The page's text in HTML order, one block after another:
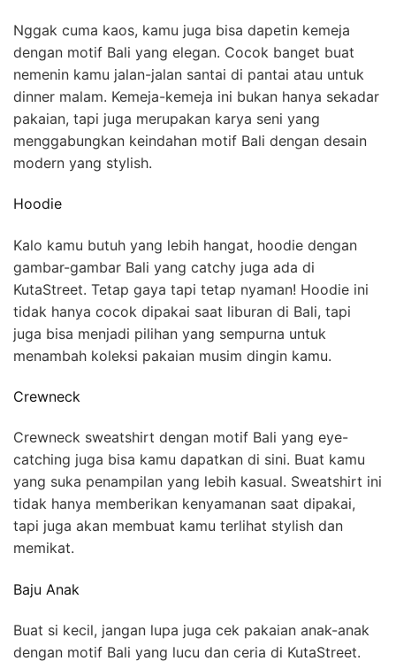
Nggak cuma kaos, kamu juga bisa dapetin kemeja
dengan motif Bali yang elegan. Cocok banget buat
nemenin kamu jalan-jalan santai di pantai atau untuk
dinner malam. Kemeja-kemeja ini bukan hanya sekadar
pakaian, tapi juga merupakan karya seni yang
menggabungkan keindahan motif Bali dengan desain
modern yang stylish.
Hoodie
Kalo kamu butuh yang lebih hangat, hoodie dengan
gambar-gambar Bali yang catchy juga ada di
KutaStreet. Tetap gaya tapi tetap nyaman! Hoodie ini
tidak hanya cocok dipakai saat liburan di Bali, tapi
juga bisa menjadi pilihan yang sempurna untuk
menambah koleksi pakaian musim dingin kamu.
Crewneck
Crewneck sweatshirt dengan motif Bali yang eye-
catching juga bisa kamu dapatkan di sini. Buat kamu
yang suka penampilan yang lebih kasual. Sweatshirt ini
tidak hanya memberikan kenyamanan saat dipakai,
tapi juga akan membuat kamu terlihat stylish dan
memikat.
Baju Anak
Buat si kecil, jangan lupa juga cek pakaian anak-anak
dengan motif Bali yang lucu dan ceria di KutaStreet.